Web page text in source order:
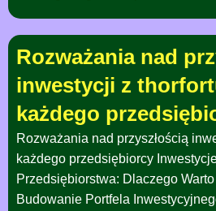
Rozważania nad
inwestycji z
każdego
Rozważania nad przyszłością
każdego przedsiębiorcy
Przedsiębiorstwa: Dlaczego
Budowanie Portfela